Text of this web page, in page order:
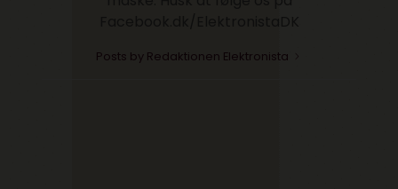
Posts by Redaktionen Elektronista